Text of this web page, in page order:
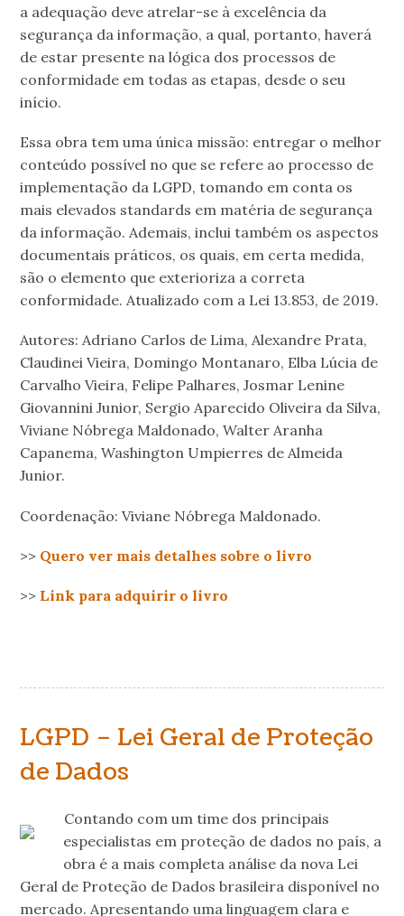
a adequação deve atrelar-se à excelência da
segurança da informação, a qual, portanto, haverá
de estar presente na lógica dos processos de
conformidade em todas as etapas, desde o seu
início.
Essa obra tem uma única missão: entregar o melhor
conteúdo possível no que se refere ao processo de
implementação da LGPD, tomando em conta os
mais elevados standards em matéria de segurança
da informação. Ademais, inclui também os aspectos
documentais práticos, os quais, em certa medida,
são o elemento que exterioriza a correta
conformidade. Atualizado com a Lei 13.853, de 2019.
Autores: Adriano Carlos de Lima, Alexandre Prata,
Claudinei Vieira, Domingo Montanaro, Elba Lúcia de
Carvalho Vieira, Felipe Palhares, Josmar Lenine
Giovannini Junior, Sergio Aparecido Oliveira da Silva,
Viviane Nóbrega Maldonado, Walter Aranha
Capanema, Washington Umpierres de Almeida
Junior.
Coordenação: Viviane Nóbrega Maldonado.
>> Quero ver mais detalhes sobre o livro
>> Link para adquirir o livro
LGPD – Lei Geral de Proteção
de Dados
Contando com um time dos principais
especialistas em proteção de dados no país, a
obra é a mais completa análise da nova Lei
Geral de Proteção de Dados brasileira disponível no
mercado. Apresentando uma linguagem clara e